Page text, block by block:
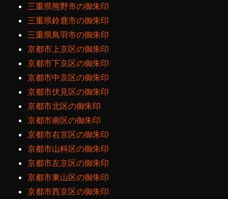
三重県熊野市の御朱印
三重県鈴鹿市の御朱印
三重県鳥羽市の御朱印
京都市上京区の御朱印
京都市下京区の御朱印
京都市中京区の御朱印
京都市伏見区の御朱印
京都市北区の御朱印
京都市南区の御朱印
京都市右京区の御朱印
京都市山科区の御朱印
京都市左京区の御朱印
京都市東山区の御朱印
京都市西京区の御朱印